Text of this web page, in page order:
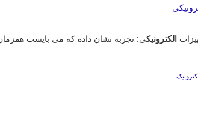
الکترونیکی: تجربه نشان داده که می بایست